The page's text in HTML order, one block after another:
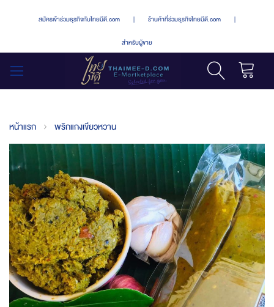
สมัครเข้าร่วมธุรกิจกับไทยมีดี.com | ร้านค้าที่ร่วมธุรกิจไทยมีดี.com |
สำหรับผู้ขาย
หน้าแรก พริกแกงเขียวหวาน
Skip
to
the
end
of
the
images
gallery